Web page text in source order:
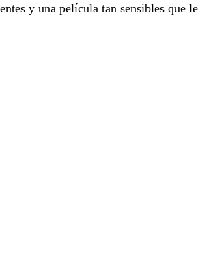
y una película tan sensibles que